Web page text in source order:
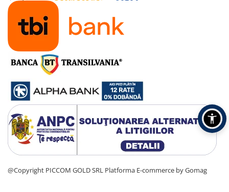
@Copyright PICCOM GOLD SRL Platforma E-commerce by Gomag